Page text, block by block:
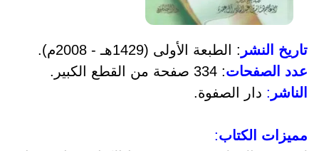
تاريخ النشر : الطبعة الأولى (1429هـ - 2008م).
عدد الصفحات: 334 صفحة من القطع الكبير.
الناشر : دار الصفوة.
مميزات الكتاب: